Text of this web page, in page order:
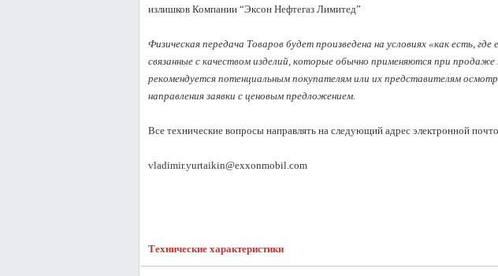
излишков Компании “Эксон Нефтегаз Лимитед”
Физическая передача Товаров будет произведена на условиях «как есть,
связанные с качеством изделий, которые обычно применяются при
рекомендуется потенциальным покупателям или их представителям
направления заявки с ценовым предложением.
Все технические вопросы направлять на следующий адрес электронной
vladimir.yurtaikin@exxonmobil.com
Технические характеристики